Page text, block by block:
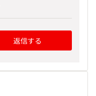
返信する